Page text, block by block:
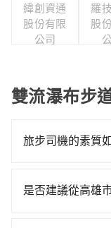
緯創資通
股份有限
公司
羅
股
雙流瀑布步
旅步司機的素質
同時，旅步也會
是否建議從高雄